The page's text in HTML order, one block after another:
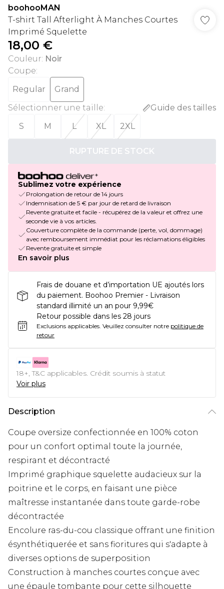
boohooMAN
T-shirt Tall Afterlight À Manches Courtes
Imprimé Squelette
18,00 €
Couleur: Noir
Coupe:
Regular
Grand
Sélectionner une taille:
Guide des tailles
S
M L XL 2XL
RUPTURE DE STOCK
Sublimez votre expérience
Prolongation de retour de 14 jours
Indemnisation de 5 € par jour de retard de livraison
Revente gratuite et facile - récupérez de la valeur et offrez une
seconde vie à vos articles.
Couverture complète de la commande (perte, vol, dommage)
avec remboursement immédiat pour les réclamations éligibles
Revente gratuite et simple
En savoir plus
Frais de douane et d’importation UE ajoutés lors
du paiement. Boohoo Premier - Livraison
standard illimité un an pour 9,99€
Retour possible dans les 28 jours
Exclusions applicables. Veuillez consulter notre politique de
retour
18+, T&C applicables. Crédit soumis à statut
Voir plus
Description
Coupe oversize confectionnée en 100% coton
pour un confort optimal toute la journée,
respirant et décontracté
Imprimé graphique squelette audacieux sur la
poitrine et le corps, en faisant une pièce
maîtresse instantanée dans toute garde-robe
décontractée
Encolure ras-du-cou classique offrant une finition
ésynthétiquerée et sans fioritures qui s'adapte à
diverses options de superposition
Construction à manches courtes conçue avec
une épaule tombante pour cette silhouette